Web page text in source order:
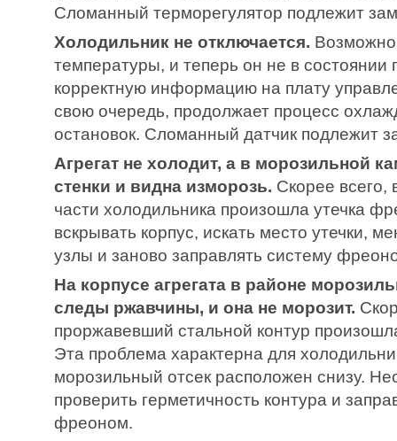
Сломанный терморегулятор подлежит
Холодильник не отключается.
температуры, и теперь он не в состоянии
корректную информацию на плату
свою очередь, продолжает процесс
остановок. Сломанный датчик подлежит
Агрегат не холодит, а в морозильной
стенки и видна изморозь. Скорее всего,
части холодильника произошла утечка
вскрывать корпус, искать место утечки,
узлы и заново заправлять систему
На корпусе агрегата в районе
следы ржавчины, и она не морозит.
проржавевший стальной контур
Эта проблема характерна для
морозильный отсек расположен снизу.
проверить герметичность контура и
фреоном.